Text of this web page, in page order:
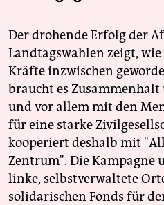
Der drohende Erfolg der
Landtagswahlen zeigt,
Kräfte inzwischen
braucht es
und vor allem mit den
für eine starke
kooperiert deshalb mit
Zentrum". Die Kampagne
linke, selbstverwaltete
solidarischen Fonds für